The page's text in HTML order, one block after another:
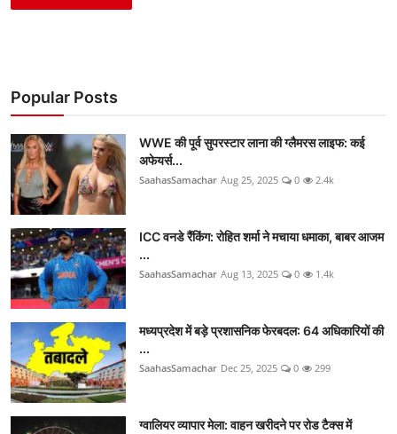
Popular Posts
WWE की पूर्व सुपरस्टार लाना की ग्लैमरस लाइफ: कई
अफेयर्स...
SaahasSamachar Aug 25, 2025 0 2.4k
ICC वनडे रैंकिंग: रोहित शर्मा ने मचाया धमाका, बाबर आजम
...
SaahasSamachar Aug 13, 2025 0 1.4k
मध्यप्रदेश में बड़े प्रशासनिक फेरबदल: 64 अधिकारियों की
...
SaahasSamachar Dec 25, 2025 0 299
ग्वालियर व्यापार मेला: वाहन खरीदने पर रोड टैक्स में